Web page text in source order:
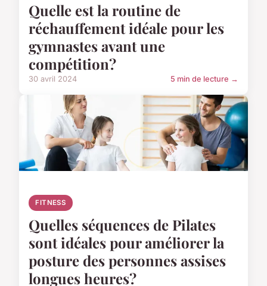
Quelle est la routine de
réchauffement idéale pour les
gymnastes avant une
compétition?
30 avril 2024 5 min de lecture →
FITNESS
Quelles séquences de Pilates
sont idéales pour améliorer la
posture des personnes assises
longues heures?